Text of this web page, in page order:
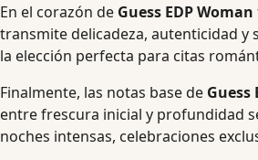
En el corazón de Guess EDP Woman
transmite delicadeza, autenticidad y
la elección perfecta para citas
Finalmente, las notas base de Guess
entre frescura inicial y profundidad
noches intensas, celebraciones